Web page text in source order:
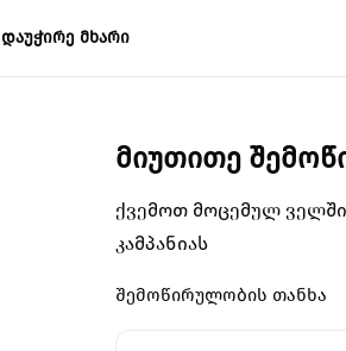
დაუჭირე მხარი
მიუთითე
ქვემოთ მოცემულ
კამპანიას
შემოწირულობის თანხა